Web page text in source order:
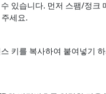
있습니다. 먼저 스팸/정크
세요.
키를 복사하여 붙여넣기